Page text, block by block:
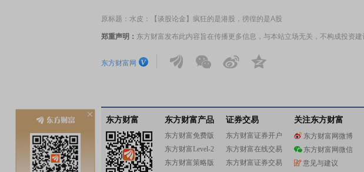
原标题：水皮：【谈股论金】疯狂的是港股，徬徨的是A股
郑重声明： 东方财富发布此内容旨在传播更多信息，与本站立场无关，不构成投资建
东方财富网
东方财富 东方财富产品
东方财富免费版
东方财富Level-2
东方财富策略版
证券交易
东方财富证券开户
东方财富在线交易
东方财富证券交易
关注东方财富
东方财富网微博
东方财富网微信
意见与建议